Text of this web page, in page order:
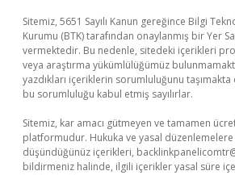
Sitemiz, 5651 Sayılı Kanun gereğince Bilgi
Kurumu (BTK) tarafından onaylanmış bir Yer
vermektedir. Bu nedenle, sitedeki içerikleri
veya araştırma yükümlülüğümüz
yazdıkları içeriklerin sorumluluğunu
bu sorumluluğu kabul etmiş sayılırlar.
Sitemiz, kar amacı gütmeyen ve tamamen
platformudur. Hukuka ve yasal düzenlemelere
düşündüğünüz içerikleri,
bildirmeniz halinde, ilgili içerikler yasal süre